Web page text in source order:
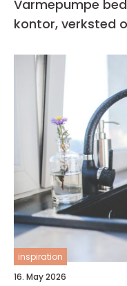
Varmepumpe bedrift smart
kontor, verksted
inspiration
16. May 2026